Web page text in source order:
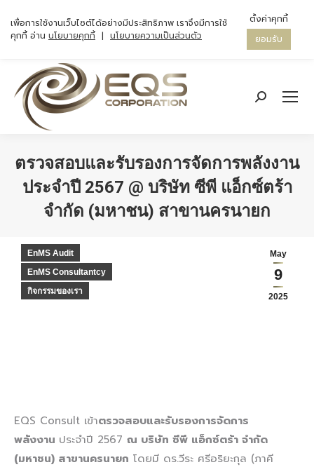
Search:
ตรวจสอบและรับรองการจัดการพลังงาน
ประจำปี 2567 @ บริษัท ซีพี แอ็กซ์ตร้า
จำกัด (มหาชน) สาขานครนายก
May
9
2025
EnMS Audit
EnMS Consultantcy
กิจกรรมของเรา
EQS Consult เข้าตรวจสอบและรับรองการจัดการ
พลังงาน ประจำปี 2567 ณ บริษัท ซีพี แอ็กซ์ตร้า จำกัด
(มหาชน) สาขานครนายก โดยมี ดร.วีระ ศรีอริยะกุล (ภาคี
เพื่อการใช้งานเว็บไซต์ได้อย่างมีประสิทธิภาพ เราจึงมีการใช้
คุกกี้ อ่าน นโยบายคุกกี้ | นโยบายความเป็นส่วนตัว
ตั้งค่าคุกกี้
ยอมรับ